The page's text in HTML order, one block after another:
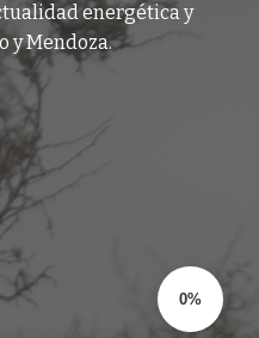
energética y
y Mendoza.
0%